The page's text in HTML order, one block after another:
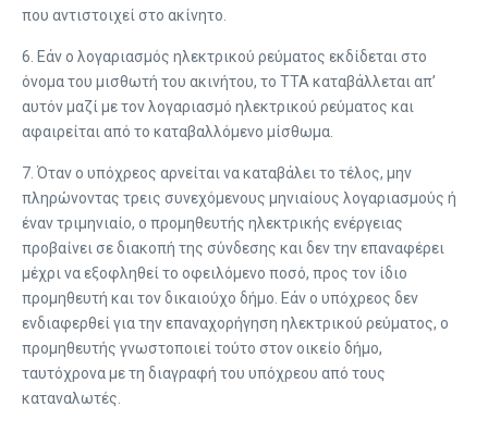
που αντιστοιχεί στο ακίνητο.
6. Εάν ο λογαριασμός ηλεκτρικού ρεύματος εκδίδεται στο
όνομα του μισθωτή του ακινήτου, το ΤΤΑ καταβάλλεται απ’
αυτόν μαζί με τον λογαριασμό ηλεκτρικού ρεύματος και
αφαιρείται από το καταβαλλόμενο μίσθωμα.
7. Όταν ο υπόχρεος αρνείται να καταβάλει το τέλος, μην
πληρώνοντας τρεις συνεχόμενους μηνιαίους λογαριασμούς ή
έναν τριμηνιαίο, ο προμηθευτής ηλεκτρικής ενέργειας
προβαίνει σε διακοπή της σύνδεσης και δεν την επαναφέρει
μέχρι να εξοφληθεί το οφειλόμενο ποσό, προς τον ίδιο
προμηθευτή και τον δικαιούχο δήμο. Εάν ο υπόχρεος δεν
ενδιαφερθεί για την επαναχορήγηση ηλεκτρικού ρεύματος, ο
προμηθευτής γνωστοποιεί τούτο στον οικείο δήμο,
ταυτόχρονα με τη διαγραφή του υπόχρεου από τους
καταναλωτές.